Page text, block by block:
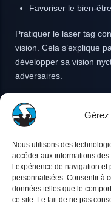
Gérez
Nous utilisons des
accéder aux informations
l’expérience de navigation
personnalisées. Consentir à
données telles que le
ce site. Le fait de ne pas
Favoriser le bien-être
Pratiquer le laser tag
vision. Cela s’explique
développer sa vision
adversaires.
Jouer régulièrement au
bénéfice optimal pour le
Enfin, cette activité
tester et à adopter à
Elle assure une
inoubliables pour tous